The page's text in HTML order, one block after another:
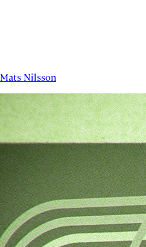
Mats Nilsson